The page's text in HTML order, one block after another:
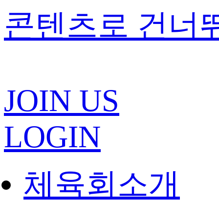
콘텐츠로 건너
JOIN US
LOGIN
체육회소개